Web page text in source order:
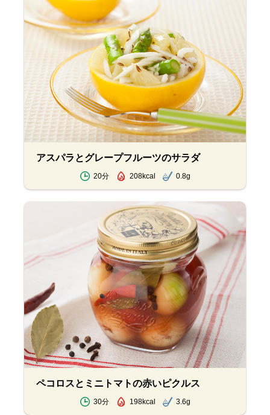
アスパラとグレープフルーツのサラダ
20分 208kcal 0.8g
ペコロスとミニトマトの赤いピクルス
30分 198kcal 3.6g